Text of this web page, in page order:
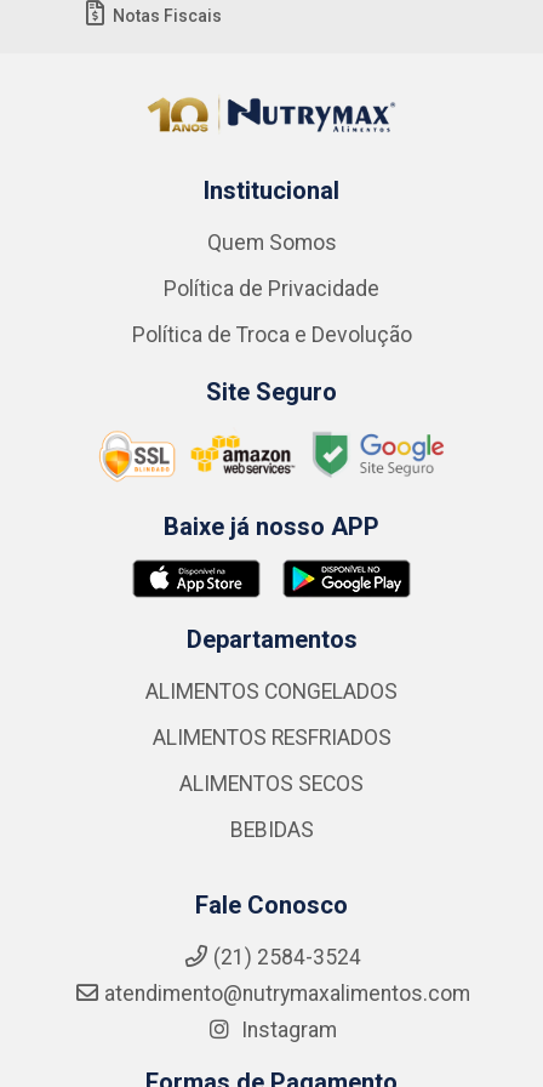
Notas Fiscais
Institucional
Quem Somos
Política de Privacidade
Política de Troca e Devolução
Site Seguro
Baixe já nosso APP
Departamentos
ALIMENTOS CONGELADOS
ALIMENTOS RESFRIADOS
ALIMENTOS SECOS
BEBIDAS
Fale Conosco
(21) 2584-3524
atendimento@nutrymaxalimentos.com
Instagram